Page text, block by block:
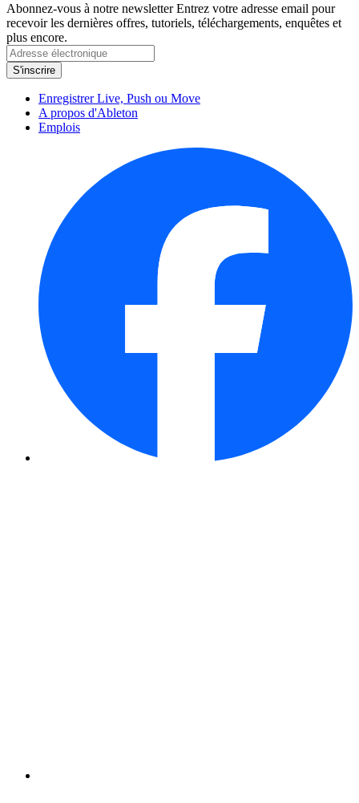
Abonnez-vous à notre newsletterEntrez votre adresse email pour
recevoir les dernières offres, tutoriels, téléchargements, enquêtes et
plus encore.
Enregistrer Live, Push ou Move
A propos d'Ableton
Emplois